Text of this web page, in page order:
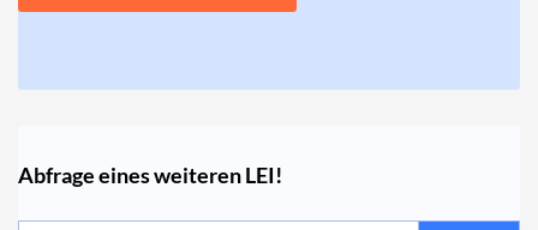
Abfrage eines weiteren LEI!